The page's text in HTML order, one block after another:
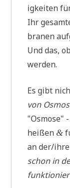
ig­kei­ten
Ihr
bra­nen
Und das,
werden.
Es gibt
von
"Osmo­se"
hei­ßen&
an der/
schon in